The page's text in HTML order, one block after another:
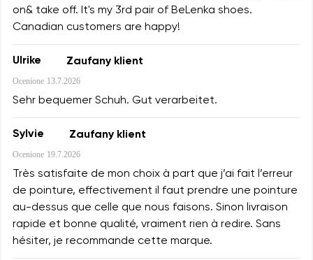
on& take off. It's my 3rd pair of BeLenka shoes.
Canadian customers are happy!
Ulrike Zaufany klient
Ocenione 13.7.2026
Sehr bequemer Schuh. Gut verarbeitet.
Sylvie Zaufany klient
Ocenione 19.7.2026
Très satisfaite de mon choix à part que j’ai fait l’erreur
de pointure, effectivement il faut prendre une pointure
au-dessus que celle que nous faisons. Sinon livraison
rapide et bonne qualité, vraiment rien à redire. Sans
hésiter, je recommande cette marque.